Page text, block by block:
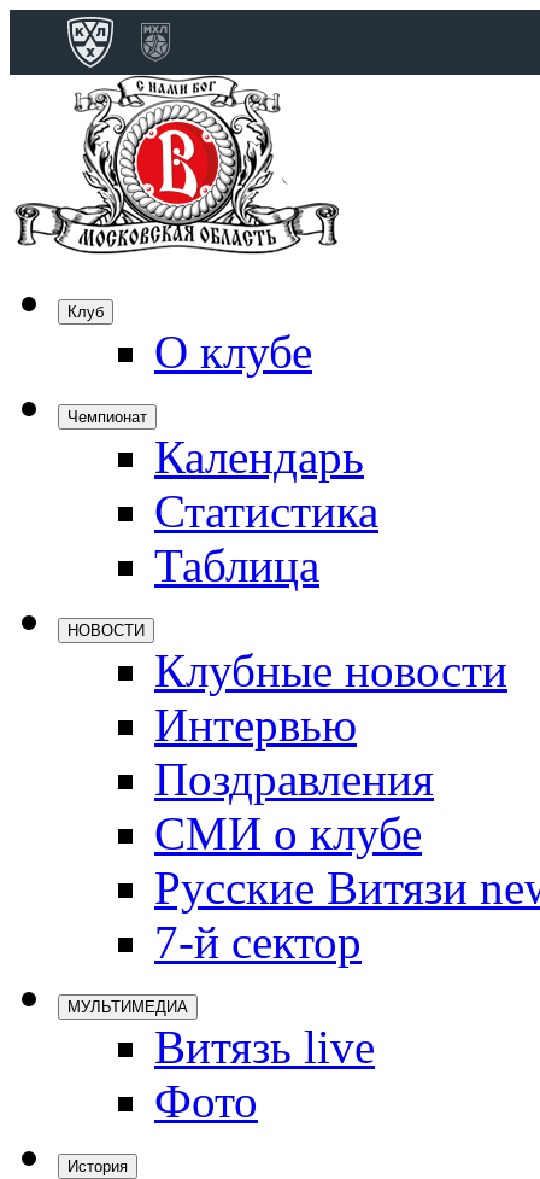
Клуб
О клубе
Чемпионат
Календарь
Статистика
Таблица
НОВОСТИ
Клубные новости
Интервью
Поздравления
СМИ о клубе
Русские Витязи
7-й сектор
МУЛЬТИМЕДИА
Витязь live
Фото
История